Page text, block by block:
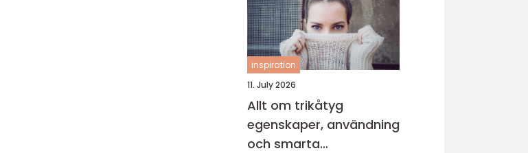
inspiration
11. July 2026
Allt om trikåtyg
egenskaper, användning
och smarta